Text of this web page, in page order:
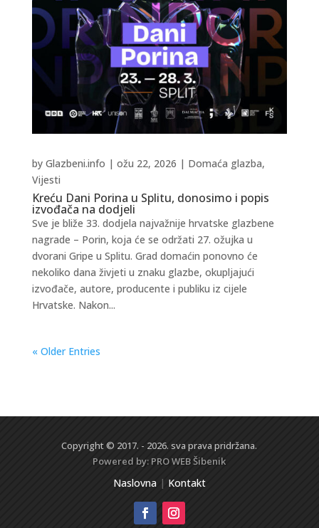
Kreću Dani Porina u Splitu, donosimo i popis
izvođača na dodjeli
by Glazbeni.info | ožu 22, 2026 | Domaća glazba,
Vijesti
Sve je bliže 33. dodjela najvažnije hrvatske glazbene
nagrade – Porin, koja će se održati 27. ožujka u
dvorani Gripe u Splitu. Grad domaćin ponovno će
nekoliko dana živjeti u znaku glazbe, okupljajući
izvođače, autore, producente i publiku iz cijele
Hrvatske. Nakon...
« Older Entries
Copyright © 2017. - 2026. sva prava pridržana.
Powered by: PRO WEBŠibenik
Naslovna| Kontakt